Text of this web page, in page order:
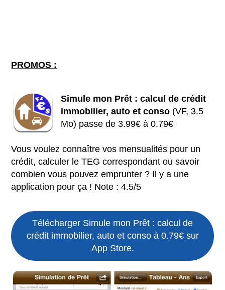
PROMOS :
Simule mon Prêt : calcul de crédit
immobilier, auto et conso (VF, 3.5
Mo) passe de 3.99€ à 0.79€
Vous voulez connaître vos mensualités pour un
crédit, calculer le TEG correspondant ou savoir
combien vous pouvez emprunter ? Il y a une
application pour ça ! Note : 4.5/5
Télécharger Simule mon Prêt : calcul de
crédit immobilier, auto et conso à 0.79€ sur
App Store.